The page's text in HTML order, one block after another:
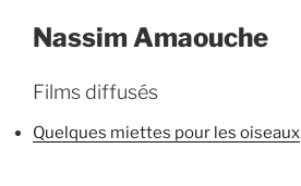
Nassim Amaouche
Films diffusés
Quelques miettes pour les oiseaux